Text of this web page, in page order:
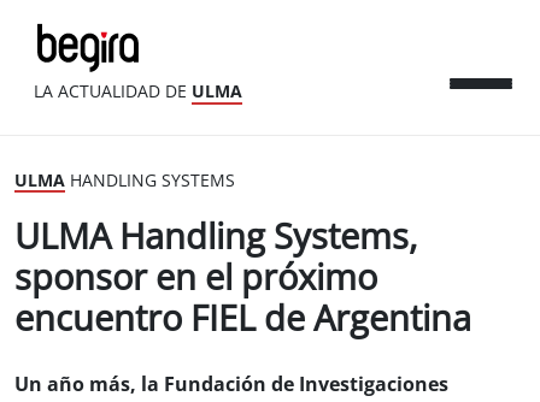
LA ACTUALIDAD DE ULMA
ULMA HANDLING SYSTEMS
ULMA Handling Systems,
sponsor en el próximo
encuentro FIEL de Argentina
Un año más, la Fundación de Investigaciones